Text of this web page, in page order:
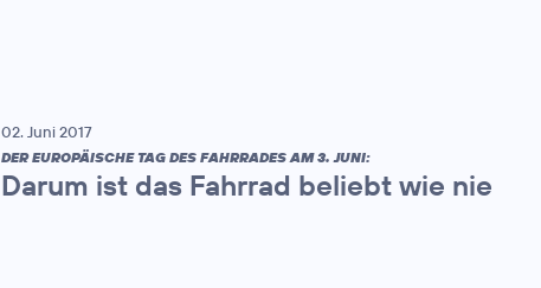
02. Juni 2017
DER EUROPÄISCHE TAG DES FAHRRADES AM 3. JUNI:
Darum ist das Fahrrad beliebt wie nie